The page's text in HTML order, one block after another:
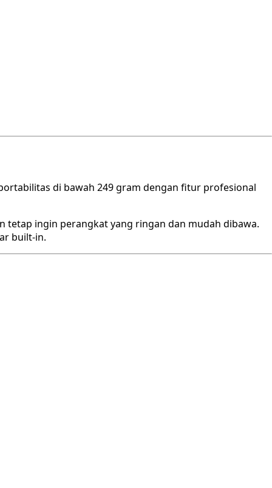
di bawah 249 gram dengan fitur profesional
ingin perangkat yang ringan dan mudah dibawa.
built-in.